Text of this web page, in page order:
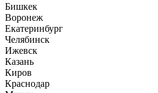
Бишкек
Воронеж
Екатеринбург
Челябинск
Ижевск
Казань
Киров
Краснодар